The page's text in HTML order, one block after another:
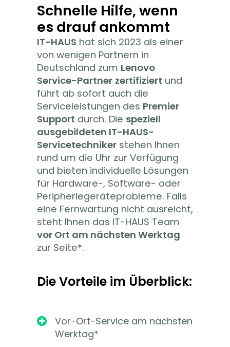
Schnelle Hilfe, wenn
es drauf ankommt
IT-HAUS hat sich 2023 als einer
von wenigen Partnern in
Deutschland zum Lenovo
Service-Partner zertifiziert und
führt ab sofort auch die
Serviceleistungen des Premier
Support durch. Die speziell
ausgebildeten IT-HAUS-
Servicetechnikerstehen Ihnen
rund um die Uhr zur Verfügung
und bieten individuelle Lösungen
für Hardware-, Software- oder
Peripheriegeräteprobleme. Falls
eine Fernwartung nicht ausreicht,
steht Ihnen das IT-HAUS Team
vor Ort am nächsten Werktag
zur Seite*.
Die Vorteile im Überblick:

Vor-Ort-Service am nächsten
Werktag*